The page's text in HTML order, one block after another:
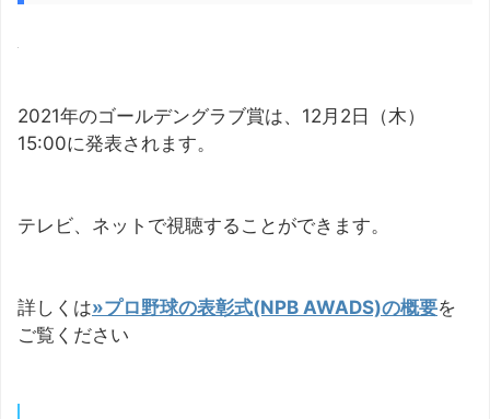
2021年のゴールデングラブ賞は、12月2日（木）
15:00に発表されます。
テレビ、ネットで視聴することができます。
詳しくは»プロ野球の表彰式(NPB AWADS)の概要を
ご覧ください